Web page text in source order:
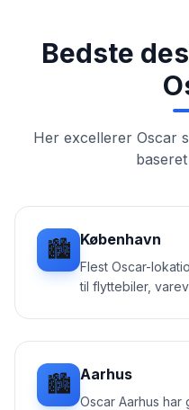
Bedste
Her excellerer Oscar
🏙️ København
Flest Oscar-
til flyttebiler,
🏙️ Aarhus
Oscar Aarhus